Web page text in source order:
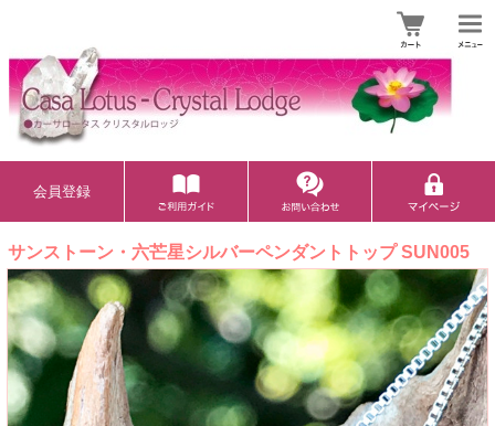
会員登録
サンストーン・六芒星シルバーペンダントトップ SUN005